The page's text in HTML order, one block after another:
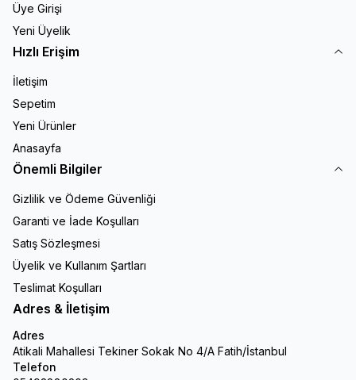
Üye Girişi
Yeni Üyelik
Hızlı Erişim
İletişim
Sepetim
Yeni Ürünler
Anasayfa
Önemli Bilgiler
Gizlilik ve Ödeme Güvenliği
Garanti ve İade Koşulları
Satış Sözleşmesi
Üyelik ve Kullanım Şartları
Teslimat Koşulları
Adres & İletişim
Adres
Atikali Mahallesi Tekiner Sokak No 4/A Fatih/İstanbul
Telefon